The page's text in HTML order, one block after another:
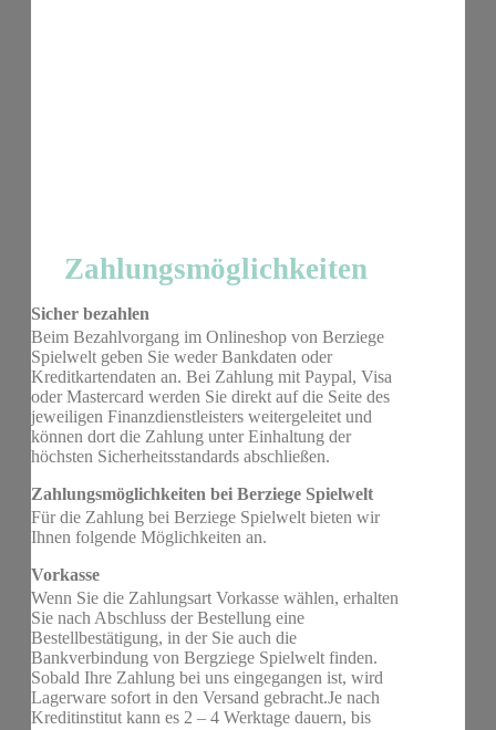
Zahlungsmöglichkeiten
Sicher bezahlen
Beim Bezahlvorgang im Onlineshop von Berziege
Spielwelt geben Sie weder Bankdaten oder
Kreditkartendaten an. Bei Zahlung mit Paypal, Visa
oder Mastercard werden Sie direkt auf die Seite des
jeweiligen Finanzdienstleisters weitergeleitet und
können dort die Zahlung unter Einhaltung der
höchsten Sicherheitsstandards abschließen.
Zahlungsmöglichkeiten bei Berziege Spielwelt
Für die Zahlung bei Berziege Spielwelt bieten wir
Ihnen folgende Möglichkeiten an.
Vorkasse
Wenn Sie die Zahlungsart Vorkasse wählen, erhalten
Sie nach Abschluss der Bestellung eine
Bestellbestätigung, in der Sie auch die
Bankverbindung von Bergziege Spielwelt finden.
Sobald Ihre Zahlung bei uns eingegangen ist, wird
Lagerware sofort in den Versand gebracht.Je nach
Kreditinstitut kann es 2 – 4 Werktage dauern, bis